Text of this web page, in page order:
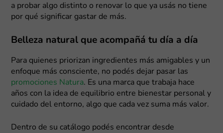
a probar algo distinto o renovar lo que ya usás no tiene
por qué significar gastar de más.
Belleza natural que acompañá tu día a día
Para quienes priorizan ingredientes más amigables y un
enfoque más consciente, no podés dejar pasar las
promociones Natura. Es una marca que trabaja hace
años con la idea de equilibrio entre bienestar personal y
cuidado del entorno, algo que cada vez suma más valor.
Dentro de su catálogo podés encontrar desde